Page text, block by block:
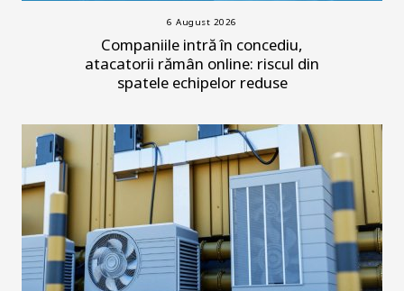
6 August 2026
Companiile intră în concediu,
atacatorii rămân online: riscul din
spatele echipelor reduse